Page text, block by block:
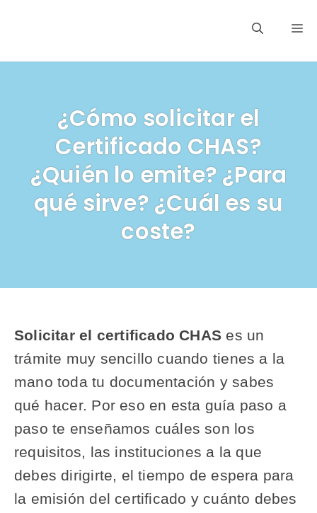
contenido
¿Cómo solicitar el
Certificado CHAS?
¿Quién lo emite? ¿Para
qué sirve? ¿Cuál es su
coste?
Solicitar el certificado CHAS es un
trámite muy sencillo cuando tienes a la
mano toda tu documentación y sabes
qué hacer. Por eso en esta guía paso a
paso te enseñamos cuáles son los
requisitos, las instituciones a la que
debes dirigirte, el tiempo de espera para
la emisión del certificado y cuánto debes